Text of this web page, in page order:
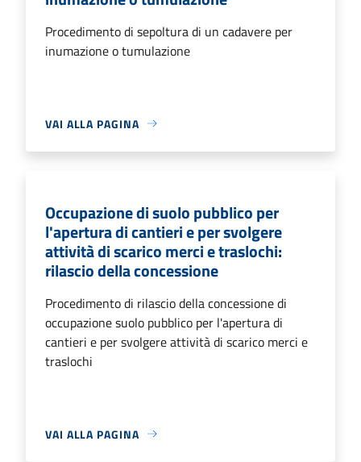
Procedimento di sepoltura di un cadavere per
inumazione o tumulazione
VAI ALLA PAGINA
Occupazione di suolo pubblico per
l'apertura di cantieri e per svolgere
attività di scarico merci e traslochi:
rilascio della concessione
Procedimento di rilascio della concessione di
occupazione suolo pubblico per l'apertura di
cantieri e per svolgere attività di scarico merci e
traslochi
VAI ALLA PAGINA